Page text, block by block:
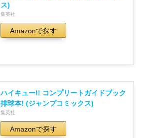
ス)
集英社
Amazonで探す
ハイキュー!! コンプリートガイドブック
排球本! (ジャンプコミックス)
集英社
Amazonで探す